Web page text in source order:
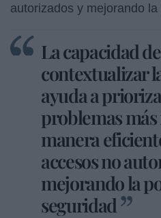
autorizados y mejorando
La capacidad
contextualizar
ayuda a
problemas
manera
accesos no
mejorando la
seguridad